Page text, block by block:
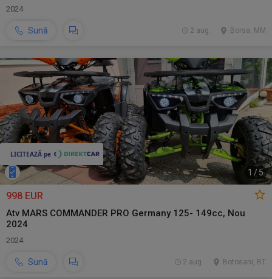
2024
Sună Borsa, MM
2 aug.
1 /5
998 EUR
Atv MARS COMMANDER PRO Germany 125- 149cc, Nou
2024
2024
Sună Botosani, BT
2 aug.